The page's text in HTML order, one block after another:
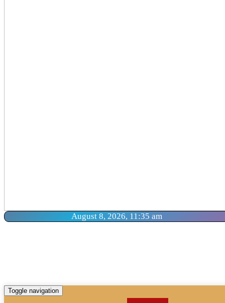
August 8, 2026, 11:35 am
Toggle navigation